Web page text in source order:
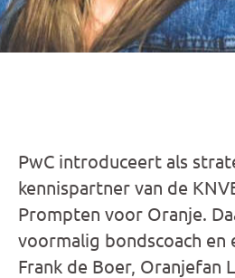
PwC introduceert als
kennispartner van de
Prompten voor Oranje.
voormalig bondscoach en
Frank de Boer, Oranjefan